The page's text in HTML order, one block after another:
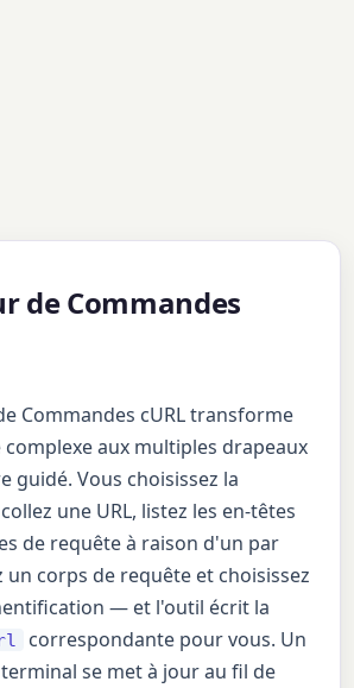
de Commandes
Commandes cURL transforme
aux multiples drapeaux
guidé. Vous choisissez la
une URL, listez les en-têtes
de requête à raison d'un par
un corps de requête et choisissez
— et l'outil écrit la
correspondante pour vous. Un
se met à jour au fil de